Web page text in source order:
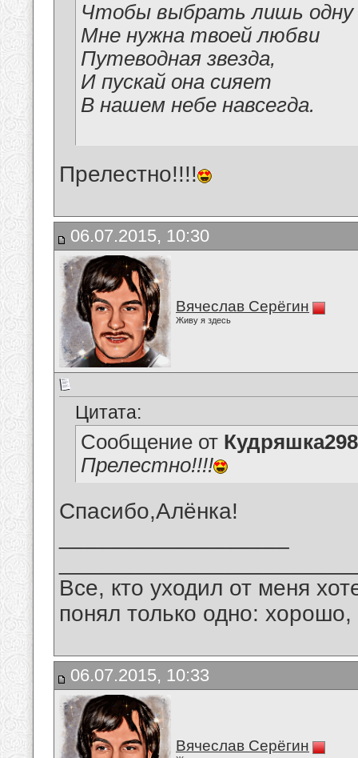
Чтобы выбрать лишь одну
Мне нужна твоей любви
Путеводная звезда,
И пускай она сияет
В нашем небе навсегда.
Прелестно!!!!
06.07.2015, 10:30
Вячеслав Серёгин
Живу я здесь
Цитата:
Сообщение от Кудряшка298
Прелестно!!!!
Спасибо,Алёнка!
Все, кто уходил от меня
понял только одно:
06.07.2015, 10:33
Вячеслав Серёгин